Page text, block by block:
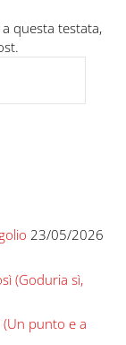
questa testata,
23/05/2026
(Goduria sì,
(Un punto e a